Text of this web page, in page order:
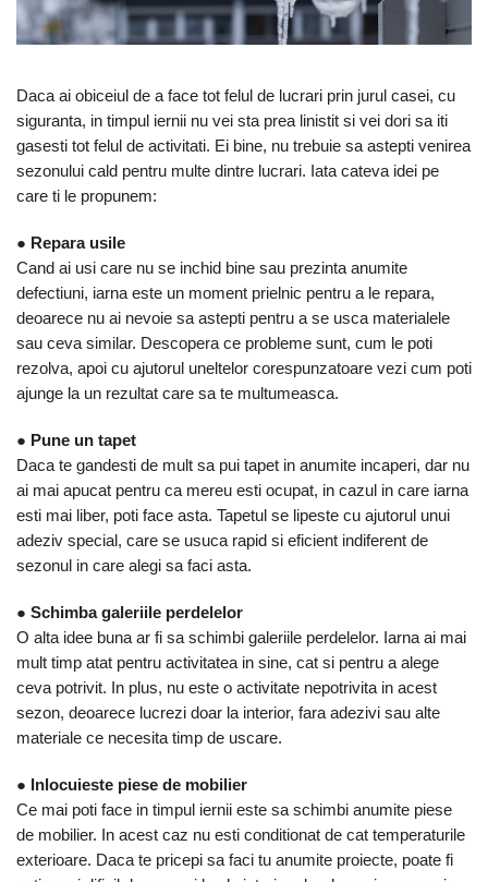
Acumulator
Motofierastraie, Fierastraie Si
Pistoale Aer Cald Si Truse De
Lipit
Pistoale De Vopsit Electrice
Proiectoare Si Lampi De Lucru
Redresoare
Rindele Electrice
Rotopercutoare Si
Demolatoare
Scule Multifunctionale Si Masini
Slefuitoare
Taietoare De Beton
Carote Si Freze
Discuri Abrazive
Discuri Cu Vidia
Discuri Diamantate
Fierastraie
Perii Sarma
Seturi Si Accesorii Pentru
Gaurit, Insurubat Si Amestecat
Pile
Scule Auto
Surubelnite Si Truse
Surubelnite
Unelte De Vopsit, Tencuit,
Gletuit
Degripante, Lubrifianti, Creme
Si Adezivi
Fierastraie Cu Lant
Foarfeci Si Fierastraie
Frigidere
Garduri Artificiale Si Plase De
Protectie Solara
Lampi Solare Si Proiectoare
Lanterne Si Becuri
Motoburghie, Motosape Si
Atomizoare
Playere Si Boxe Portabile
Pompe Apa Si Accesorii Pentru
Irigat Si Stropit
Solutii De Curatare Si
Intretinere
Topoare
Daca ai obiceiul de a face tot felul de lucrari prin jurul casei, cu
siguranta, in timpul iernii nu vei sta prea linistit si vei dori sa iti
gasesti tot felul de activitati. Ei bine, nu trebuie sa astepti venirea
sezonului cald pentru multe dintre lucrari. Iata cateva idei pe
care ti le propunem:
● Repara usile
Cand ai usi care nu se inchid bine sau prezinta anumite
defectiuni, iarna este un moment prielnic pentru a le repara,
deoarece nu ai nevoie sa astepti pentru a se usca materialele
sau ceva similar. Descopera ce probleme sunt, cum le poti
rezolva, apoi cu ajutorul uneltelor corespunzatoare vezi cum poti
ajunge la un rezultat care sa te multumeasca.
● Pune un tapet
Daca te gandesti de mult sa pui tapet in anumite incaperi, dar nu
ai mai apucat pentru ca mereu esti ocupat, in cazul in care iarna
esti mai liber, poti face asta. Tapetul se lipeste cu ajutorul unui
adeziv special, care se usuca rapid si eficient indiferent de
sezonul in care alegi sa faci asta.
● Schimba galeriile perdelelor
O alta idee buna ar fi sa schimbi galeriile perdelelor. Iarna ai mai
mult timp atat pentru activitatea in sine, cat si pentru a alege
ceva potrivit. In plus, nu este o activitate nepotrivita in acest
sezon, deoarece lucrezi doar la interior, fara adezivi sau alte
materiale ce necesita timp de uscare.
●
Inlocuieste piese de mobilier
Ce mai poti face in timpul iernii este sa schimbi anumite piese
de mobilier. In acest caz nu esti conditionat de cat temperaturile
exterioare. Daca te pricepi sa faci tu anumite proiecte, poate fi